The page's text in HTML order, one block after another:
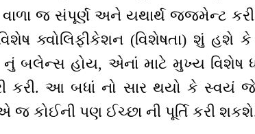
વાળા જ સંપૂર્ણ અને યથાર્થ જજમેન્ટ
ક્વોલિફીકેશન (વિશેષતા) શું હશે
બલેન્સ હોય, એનાં માટે મુખ્ય વિશેષ
કરી. આ બધાં નો સાર થયો કે સ્વયં
જ કોઈની પણ ઈચ્છા ની પૂર્તિ કરી